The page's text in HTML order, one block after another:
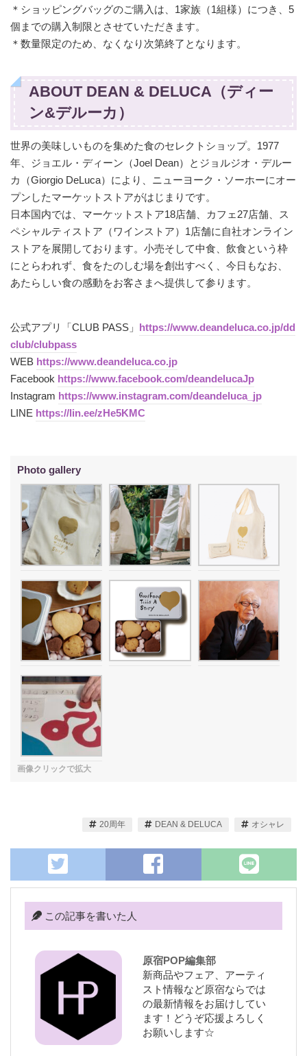
＊ショッピングバッグのご購入は、1家族（1組様）につき、5
個までの購入制限とさせていただきます。
＊数量限定のため、なくなり次第終了となります。
ABOUT DEAN & DELUCA（ディー
ン&デルーカ）
世界の美味しいものを集めた食のセレクトショップ。1977
年、ジョエル・ディーン（Joel Dean）とジョルジオ・デルー
カ（Giorgio DeLuca）により、ニューヨーク・ソーホーにオー
プンしたマーケットストアがはじまりです。
日本国内では、マーケットストア18店舗、カフェ27店舗、ス
ペシャルティストア（ワインストア）1店舗に自社オンライン
ストアを展開しております。小売そして中食、飲食という枠
にとらわれず、食をたのしむ場を創出すべく、今日もなお、
あたらしい食の感動をお客さまへ提供して参ります。
公式アプリ「CLUB PASS」 https://www.deandeluca.co.jp/dd
club/clubpass
WEB https://www.deandeluca.co.jp
Facebook https://www.facebook.com/deandelucaJp
Instagram https://www.instagram.com/deandeluca_jp
LINE https://lin.ee/zHe5KMC
20周年 DEAN & DELUCA オシャレ
この記事を書いた人
原宿POP編集部
新商品やフェア、アーティ
スト情報など原宿ならでは
の最新情報をお届けしてい
ます！どうぞ応援よろしく
お願いします☆